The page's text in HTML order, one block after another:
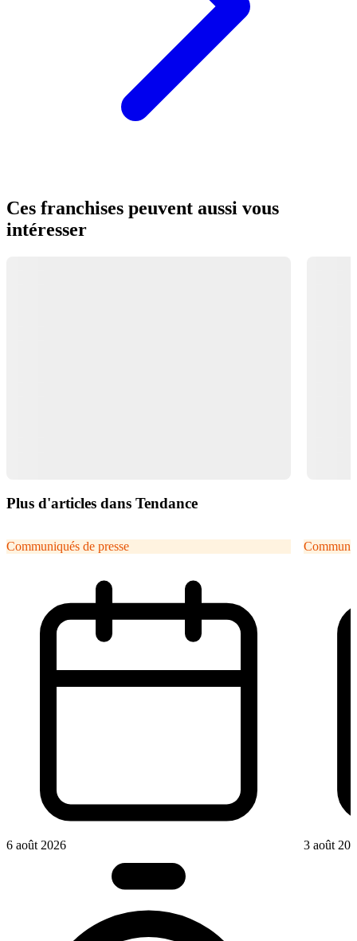
Ces franchises peuvent aussi vous
intéresser
Plus d'articles dans Tendance
Communiqués de presse
6 août 2026 3 août